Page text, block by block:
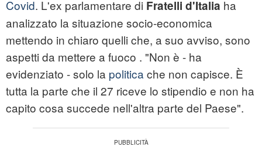
Covid. L'ex parlamentare di Fratelli d'Italia ha
analizzato la situazione socio-economica
mettendo in chiaro quelli che, a suo avviso, sono
aspetti da mettere a fuoco . "Non è - ha
evidenziato - solo la politica che non capisce. È
tutta la parte che il 27 riceve lo stipendio e non ha
capito cosa succede nell'altra parte del Paese".